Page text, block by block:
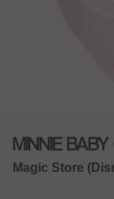
MINNIE
Magic Store